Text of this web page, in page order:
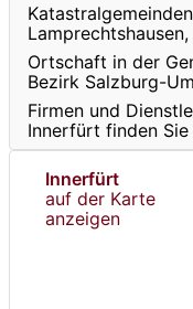
Ortschaft in der
Bezirk Salzburg-
Firmen und
Innerfürt finden
Innerfürt
auf der Karte
anzeigen